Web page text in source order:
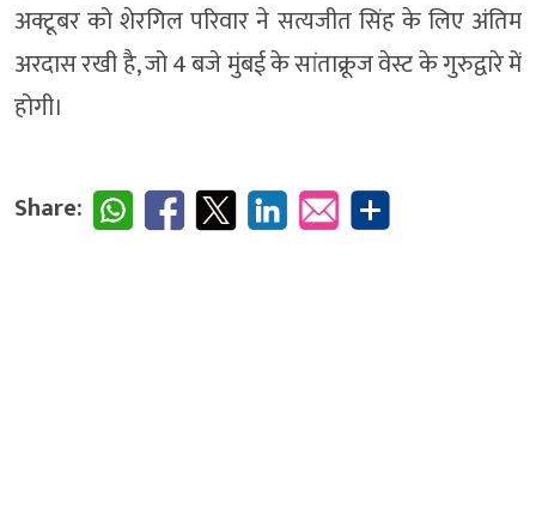
अक्टूबर को शेरगिल परिवार ने सत्यजीत सिंह के लिए अंतिम
अरदास रखी है, जो 4 बजे मुंबई के सांताक्रूज वेस्ट के गुरुद्वारे में
होगी।
Share: